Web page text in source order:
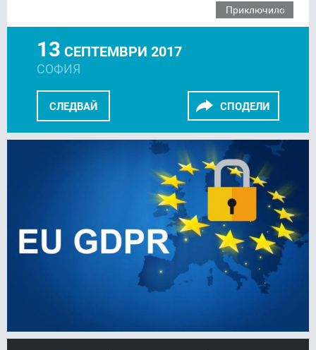
Приключило
СЛЕДВАЙ СПОДЕЛИ
13 СЕПТЕМВРИ 2017
СОФИЯ
LINKEDIN